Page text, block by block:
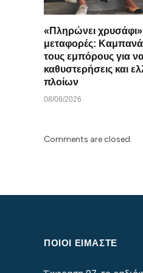
«Πληρώνει
μεταφορές:
τους εμπόρους για
καθυστερήσεις και
πλοίων
08/08/2026
Comments are closed.
ΠΟΙΟΙ ΕΙΜΑΣΤΕ